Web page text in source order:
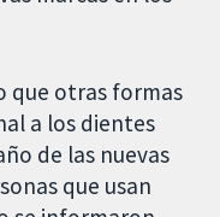
que otras formas
a los dientes
de las nuevas
que usan